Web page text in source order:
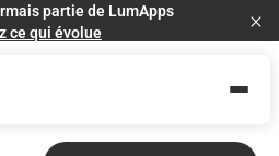
partie de LumApps
ce qui évolue